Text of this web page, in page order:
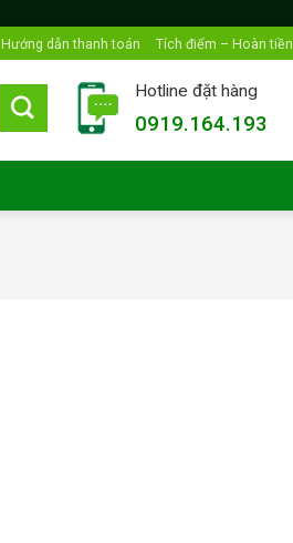
Hướng dẫn thanh toán Tích điểm – Hoàn tiền
Hotline đặt hàng
0919.164.193